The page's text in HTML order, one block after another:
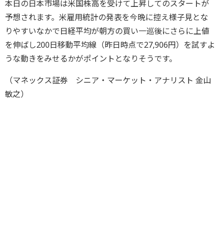
本日の日本市場は米国株高を受けて上昇してのスタートが
予想されます。米雇用統計の発表を今晩に控え様子見とな
りやすいなかで日経平均が朝方の買い一巡後にさらに上値
を伸ばし200日移動平均線（昨日時点で27,906円）を試すよ
うな動きをみせるかがポイントとなりそうです。
（マネックス証券 シニア・マーケット・アナリスト 金山
敏之）